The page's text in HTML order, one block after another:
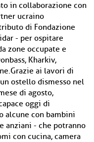
in collaborazione con
ucraino
di Fondazione
- per ospitare
zone occupate e
Kharkiv,
ai lavori di
ostello dismesso nel
di agosto,
oggi di
alcune con bambini
anziani - che potranno
con cucina, camera